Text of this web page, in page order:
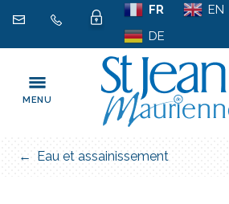
contenu
FR
EN
DE
MENU
Eau et assainissement